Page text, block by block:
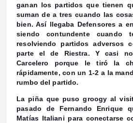
ganan los partidos que tienen
suman de a tres cuando las
bien. Así llegaba Defensores a
siendo contundente cuando
resolviendo partidos adversos
parte el de Riestra. Y casi
Carcelero porque le tiró la
rápidamente, con un 1-2 a la
rumbo del partido.
La piña que puso groogy al
pasado de Fernando Enrique
Matías Italiani para conectarse